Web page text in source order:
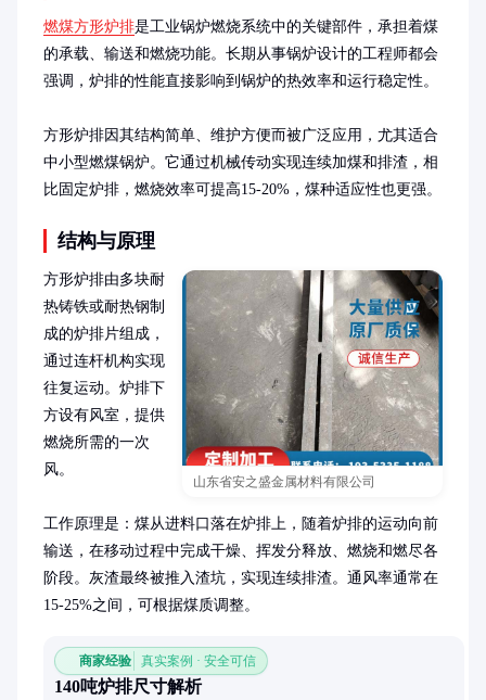
燃煤方形炉排是工业锅炉燃烧系统中的关键部件，承担着煤
的承载、输送和燃烧功能。长期从事锅炉设计的工程师都会
强调，炉排的性能直接影响到锅炉的热效率和运行稳定性。
方形炉排因其结构简单、维护方便而被广泛应用，尤其适合
中小型燃煤锅炉。它通过机械传动实现连续加煤和排渣，相
比固定炉排，燃烧效率可提高15-20%，煤种适应性也更强。
结构与原理
山东省安之盛金属材料有限公司
方形炉排由多块耐
热铸铁或耐热钢制
成的炉排片组成，
通过连杆机构实现
往复运动。炉排下
方设有风室，提供
燃烧所需的一次
风。
工作原理是：煤从进料口落在炉排上，随着炉排的运动向前
输送，在移动过程中完成干燥、挥发分释放、燃烧和燃尽各
阶段。灰渣最终被推入渣坑，实现连续排渣。通风率通常在
15-25%之间，可根据煤质调整。
商家经验 真实案例 · 安全可信
140吨炉排尺寸解析